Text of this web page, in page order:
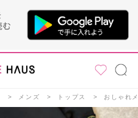
メンズ トップス おしゃれ